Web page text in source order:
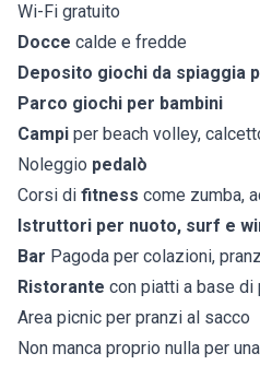
Wi-Fi gratuito
Docce calde e fredde
Deposito giochi da spiaggia
Parco giochi per bambini
Campi per beach volley,
Noleggio pedalò
Corsi di fitness come zumba,
Istruttori per nuoto, surf e
Bar Pagoda per colazioni,
Ristorante con piatti a base di
Area picnic per pranzi al sacco
Non manca proprio nulla per